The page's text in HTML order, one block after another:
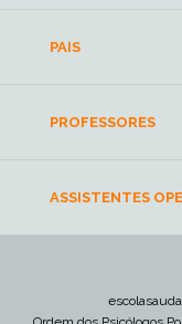
PAIS
PROFESSORES
ASSISTENTES